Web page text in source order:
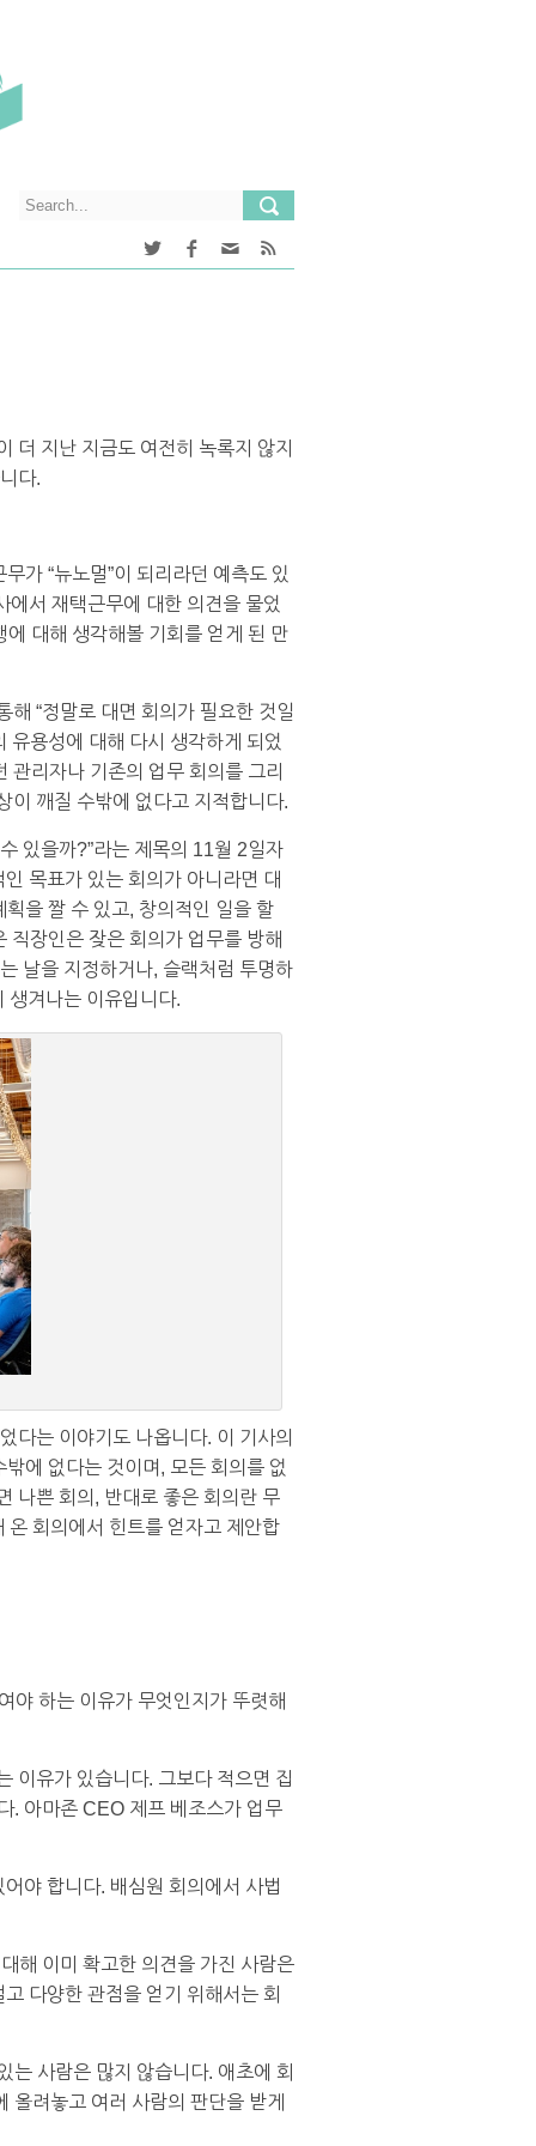
더 지난 지금도 여전히 녹록지 않지
다.
가 “뉴노멀”이 되리라던 예측도 있
서 재택근무에 대한 의견을 물었
대해 생각해볼 기회를 얻게 된 만
해 “정말로 대면 회의가 필요한 것일
유용성에 대해 다시 생각하게 되었
관리자나 기존의 업무 회의를 그리
이 깨질 수밖에 없다고 지적합니다.
있을까?”라는 제목의 11월 2일자
목표가 있는 회의가 아니라면 대
을 짤 수 있고, 창의적인 일을 할
직장인은 잦은 회의가 업무를 방해
날을 지정하거나, 슬랙처럼 투명하
생겨나는 이유입니다.
다는 이야기도 나옵니다. 이 기사의
에 없다는 것이며, 모든 회의를 없
나쁜 회의, 반대로 좋은 회의란 무
온 회의에서 힌트를 얻자고 제안합
야 하는 이유가 무엇인지가 뚜렷해
이유가 있습니다. 그보다 적으면 집
. 아마존 CEO 제프 베조스가 업무
야 합니다. 배심원 회의에서 사법
해 이미 확고한 의견을 가진 사람은
다양한 관점을 얻기 위해서는 회
는 사람은 많지 않습니다. 애초에 회
올려놓고 여러 사람의 판단을 받게